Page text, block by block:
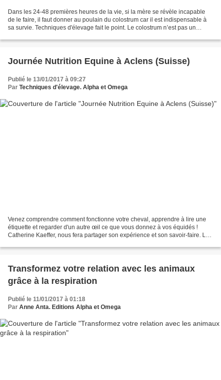
Dans les 24-48 premières heures de la vie, si la mère se révèle incapable
de le faire, il faut donner au poulain du colostrum car il est indispensable à
sa survie. Techniques d'élevage fait le point. Le colostrum n’est pas un
Journée Nutrition Equine à Aclens (Suisse)
Publié le 13/01/2017 à 09:27
Par Techniques d'élevage. Alpha et Omega
Venez comprendre comment fonctionne votre cheval, apprendre à lire une
étiquette et regarder d'un autre œil ce que vous donnez à vos équidés !
Catherine Kaeffer, nous fera partager son expérience et son savoir-faire. Le
Transformez votre relation avec les animaux
grâce à la respiration
Publié le 11/01/2017 à 01:18
Par Anne Anta. Editions Alpha et Omega